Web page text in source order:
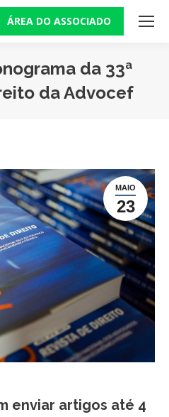
ÁREA DO ASSOCIADO
da 33ª
da Advocef
MAIO
23
enviar artigos até 4